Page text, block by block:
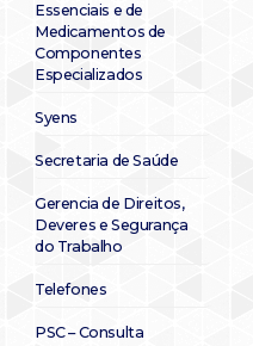
Essenciais e de
Medicamentos de
Componentes
Especializados
Syens
Secretaria de Saúde
Gerencia de Direitos,
Deveres e Segurança
do Trabalho
Telefones
PSC – Consulta